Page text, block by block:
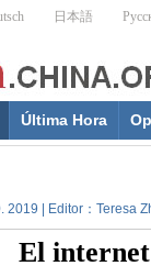
Última Hora
2019 | Editor：Teresa
El internet